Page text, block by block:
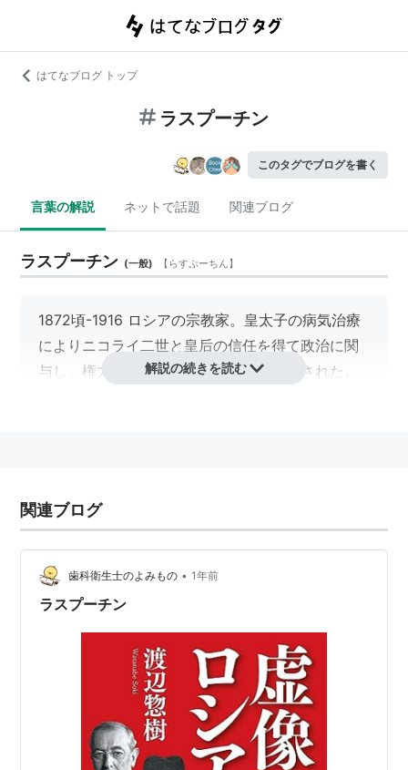
はてなブログ トップ
ラスプーチン
このタグでブログを書く
言葉の解説 ネットで話題 関連ブログ
ラスプーチン (一般) 【 らすぷーちん】
1872頃-1916 ロシアの宗教家。皇太子の病気治療
によりニコライ二世と皇后の信任を得て政治に関
与し、権力を振るう。反対派貴族に暗殺された。
ず、銃で撃たれ、殴る蹴るの暴行をくらっても死ななか
解説の続きを読む
関連ブログ
歯科衛生士のよみもの • 1年前
ラスプーチン